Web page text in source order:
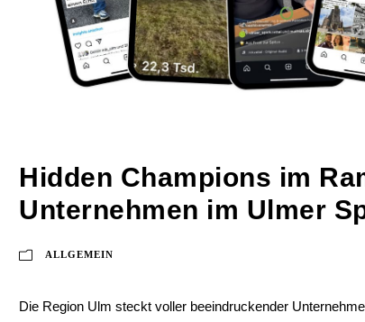
Hidden Champions im
Unternehmen im Ulmer
ALLGEMEIN
Die Region Ulm steckt voller beeindruckender